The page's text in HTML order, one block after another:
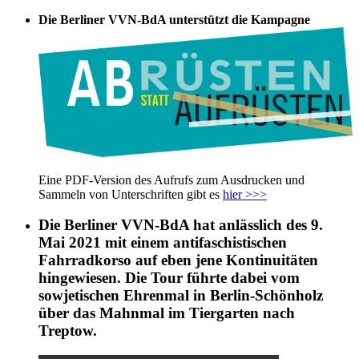
Die Berliner VVN-BdA unterstützt die Kampagne
Eine PDF-Version des Aufrufs zum Ausdrucken und
Sammeln von Unterschriften gibt es hier >>>
Die Berliner VVN-BdA hat anlässlich des 9.
Mai 2021 mit einem antifaschistischen
Fahrradkorso auf eben jene Kontinuitäten
hingewiesen. Die Tour führte dabei vom
sowjetischen Ehrenmal in Berlin-Schönholz
über das Mahnmal im Tiergarten nach
Treptow.